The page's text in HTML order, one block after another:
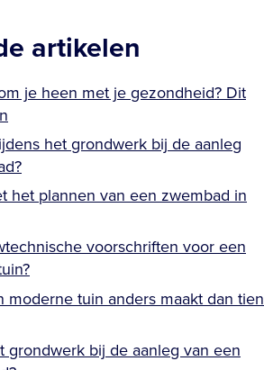
artikelen
je heen met je gezondheid? Dit
het grondwerk bij de aanleg
het plannen van een zwembad in
voorschriften voor een
moderne tuin anders maakt dan tien
grondwerk bij de aanleg van een